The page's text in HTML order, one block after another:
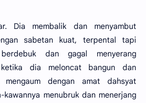
Dia membalik dan menyambut
sabetan kuat, terpental tapi
dan gagal menyerang
dia meloncat bangun dan
mengaum dengan amat dahsyat
kawannya menubruk dan menerjang